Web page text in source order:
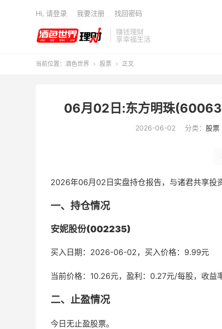
赚钱理财
享幸福生活
Hi, 请登录 我要注册 找回密码
当前位置： 酒色世界  股票  正文
06月02日:东方明珠
2026-06-02 分类： 股票
2026年06月02日实盘持仓报告，与诸君共享投
一、持仓情况
安妮股份(002235)
买入日期：2026-06-02，买入价格：9.99元
当前价格：10.26元，盈利：0.27元/每股，收益
二、止盈情况
今日无止盈股票。